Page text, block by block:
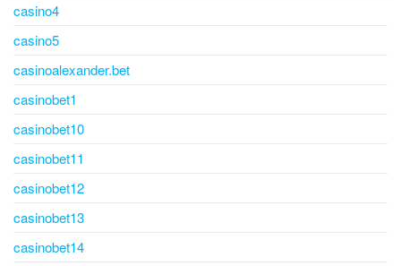
casino4
casino5
casinoalexander.bet
casinobet1
casinobet10
casinobet11
casinobet12
casinobet13
casinobet14